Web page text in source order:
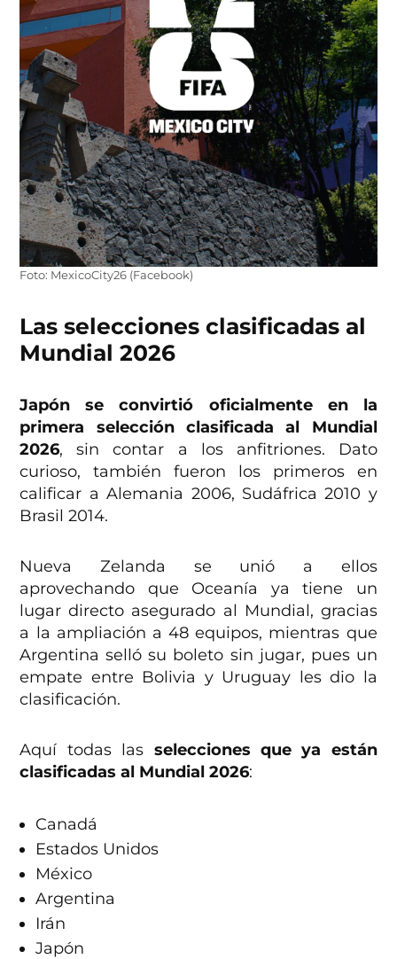
Foto: MexicoCity26 (Facebook)
Las selecciones clasificadas al
Mundial 2026
Japón se convirtió oficialmente en la
primera selección clasificada al Mundial
2026, sin contar a los anfitriones. Dato
curioso, también fueron los primeros en
calificar a Alemania 2006, Sudáfrica 2010 y
Brasil 2014.
Nueva Zelanda se unió a ellos
aprovechando que Oceanía ya tiene un
lugar directo asegurado al Mundial, gracias
a la ampliación a 48 equipos, mientras que
Argentina selló su boleto sin jugar, pues un
empate entre Bolivia y Uruguay les dio la
clasificación.
Aquí todas las selecciones que ya están
clasificadas al Mundial 2026:
Canadá
Estados Unidos
México
Argentina
Irán
Japón